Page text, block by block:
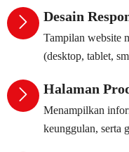
Desain
Tampilan website
(desktop, tablet,
Halaman
Menampilkan
keunggulan, serta